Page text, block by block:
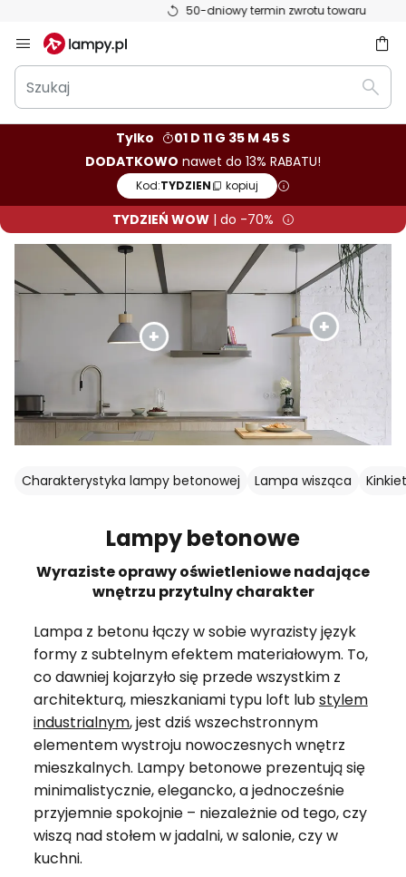
50-dniowy termin zwrotu towaru
Przejdź
do
treści
Szukaj
Tylko
01 D 11 G 35 M 43 S
DODATKOWO nawet do 13% RABATU!
Kod:TYDZIEN kopiuj
TYDZIEŃ WOW| do -70%
Charakterystyka lampy betonowej Lampa wisząca Kinkiet
Lampy betonowe
Wyraziste oprawy oświetleniowe nadające
wnętrzu przytulny charakter
Lampa z betonu łączy w sobie wyrazisty język
formy z subtelnym efektem materiałowym. To,
co dawniej kojarzyło się przede wszystkim z
architekturą, mieszkaniami typu loft lubstylem
industrialnym, jest dziś wszechstronnym
elementem wystroju nowoczesnych wnętrz
mieszkalnych. Lampy betonowe prezentują się
minimalistycznie, elegancko, a jednocześnie
przyjemnie spokojnie – niezależnie od tego, czy
wiszą nad stołem w jadalni, w salonie, czy w
kuchni.